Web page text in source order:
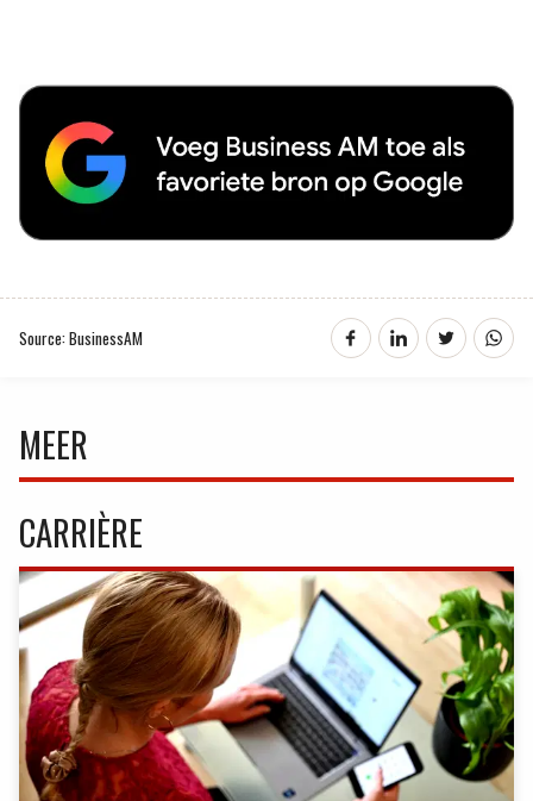
Source: BusinessAM
MEER
CARRIÈRE